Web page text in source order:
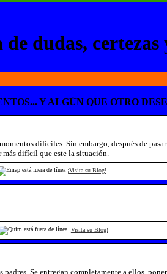
de dudas, certezas
Y ALGÚN QUE OTRO
difíciles. Sin embargo, después de
más difícil que este la situación.
¡Visita su Blog!
¡Visita su Blog!
Se entregan completamente a ellos,